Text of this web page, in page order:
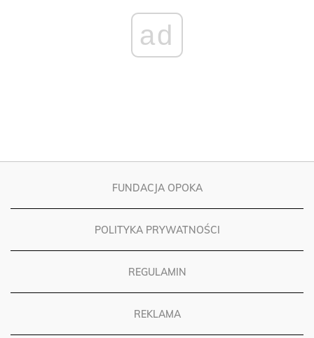
ad
FUNDACJA OPOKA
POLITYKA PRYWATNOŚCI
REGULAMIN
REKLAMA